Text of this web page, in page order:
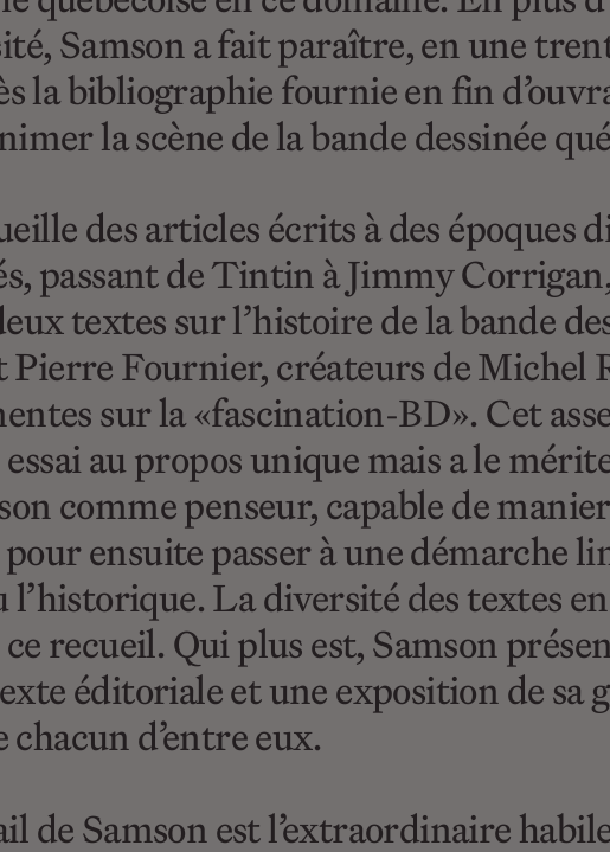
Samson a fait paraître, en une
la bibliographie fournie en fin
la scène de la bande dessinée
des articles écrits à des époques
passant de Tintin à Jimmy
textes sur l’histoire de la bande
Fournier, créateurs de Michel
sur la «fascination-BD». Cet
au propos unique mais a le
comme penseur, capable de
ensuite passer à une démarche
La diversité des textes
recueil. Qui plus est, Samson
éditoriale et une exposition de sa
d’entre eux.
de Samson est l’extraordinaire